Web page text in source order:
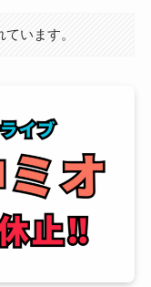
います。